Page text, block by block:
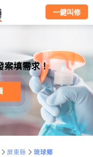
一鍵叫修
案填需求！
屏東縣 琉球鄉